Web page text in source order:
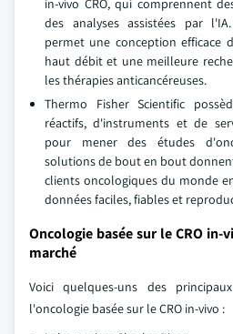
in-vivo CRO, qui comprennent
des analyses assistées par
permet une conception efficace
haut débit et une meilleure
les thérapies anticancéreuses.
Thermo Fisher Scientific
réactifs, d'instruments et de
pour mener des études
solutions de bout en bout
clients oncologiques du monde
données faciles, fiables et
Oncologie basée sur le CRO in-
marché
Voici quelques-uns des
l'oncologie basée sur le CRO in-vivo :